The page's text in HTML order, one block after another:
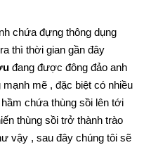
chứa đựng thông dụng
thì thời gian gần đây
đang được đông đảo anh
mẽ , đặc biệt có nhiều
chứa thùng sồi lên tới
thùng sồi trở thành trào
vậy , sau đây chúng tôi sẽ